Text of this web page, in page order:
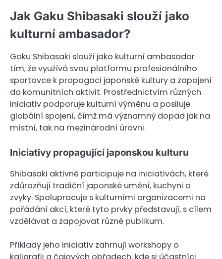
Jak Gaku Shibasaki slouží jako
kulturní ambasador?
Gaku Shibasaki slouží jako kulturní ambasador
tím, že využívá svou platformu profesionálního
sportovce k propagaci japonské kultury a zapojení
do komunitních aktivit. Prostřednictvím různých
iniciativ podporuje kulturní výměnu a posiluje
globální spojení, čímž má významný dopad jak na
místní, tak na mezinárodní úrovni.
Iniciativy propagující japonskou kulturu
Shibasaki aktivně participuje na iniciativách, které
zdůrazňují tradiční japonské umění, kuchyni a
zvyky. Spolupracuje s kulturními organizacemi na
pořádání akcí, které tyto prvky představují, s cílem
vzdělávat a zapojovat různé publikum.
Příklady jeho iniciativ zahrnují workshopy o
kaligrafii a čajových obřadech, kde si účastníci